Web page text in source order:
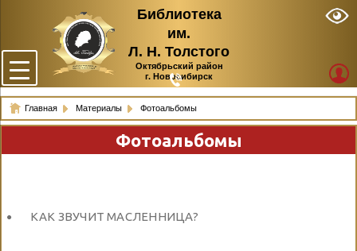
Библиотека
им.
Л. Н. Толстого
Октябрьский район
г. Новосибирск
Главная Материалы Фотоальбомы
Фотоальбомы
КАК ЗВУЧИТ МАСЛЕННИЦА?